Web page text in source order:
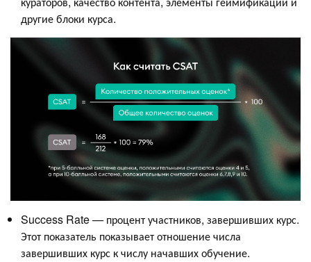
другие блоки курса.
Success Rate — процент участников, завершивших курс.
Этот показатель показывает отношение числа
завершивших курс к числу начавших обучение.